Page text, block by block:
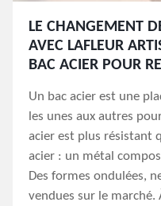
LE CHANGEMENT
AVEC LAFLEUR
BAC ACIER POUR
Un bac acier est une
les unes aux autres
acier est plus résistant
acier : un métal
Des formes ondulées,
vendues sur le marché.